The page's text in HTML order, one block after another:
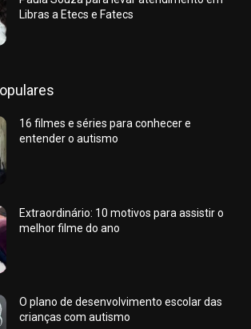
Libras a Etecs e Fatecs
16 filmes e séries para conhecer e
entender o autismo
Extraordinário: 10 motivos para assistir o
melhor filme do ano
O plano de desenvolvimento escolar das
crianças com autismo